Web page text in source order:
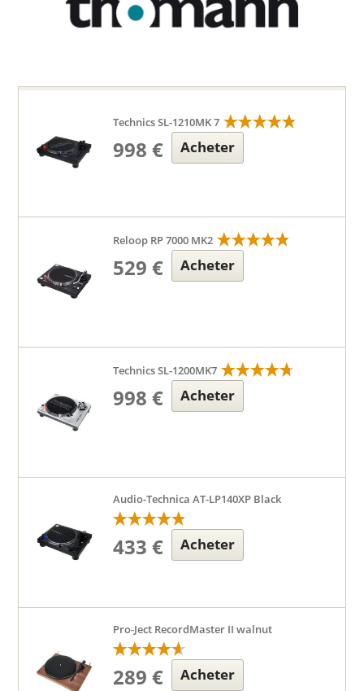
Technics SL-1210MK 7
998 € Acheter
Reloop RP 7000 MK2
529 € Acheter
Technics SL-1200MK7
998 € Acheter
Audio-Technica AT-LP140XP Black
433 € Acheter
Pro-Ject RecordMaster II walnut
289 € Acheter